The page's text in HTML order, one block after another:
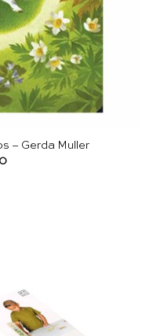
– Gerda Muller